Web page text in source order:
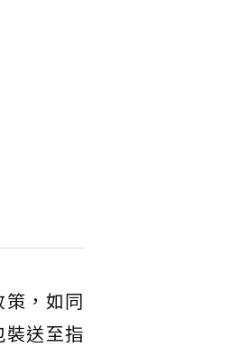
，如同
裝送至指